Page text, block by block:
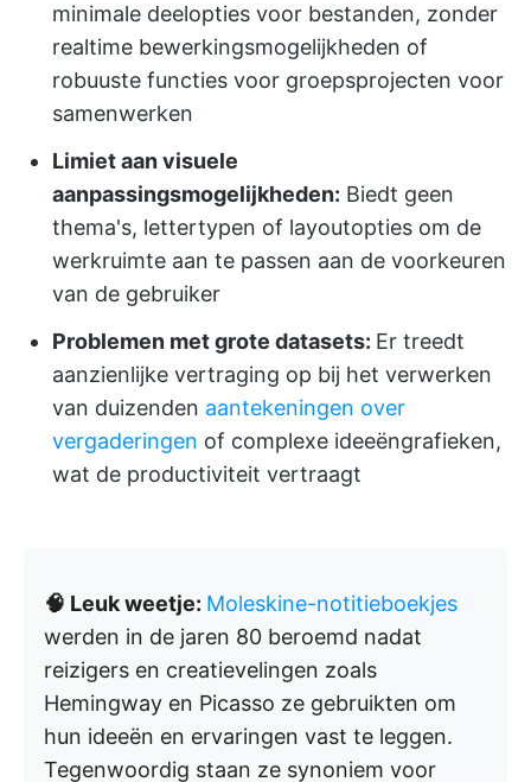
minimale deelopties voor bestanden, zonder
realtime bewerkingsmogelijkheden of
robuuste functies voor groepsprojecten voor
samenwerken
Limiet aan visuele
aanpassingsmogelijkheden: Biedt geen
thema's, lettertypen of layoutopties om de
werkruimte aan te passen aan de voorkeuren
van de gebruiker
Problemen met grote datasets: Er treedt
aanzienlijke vertraging op bij het verwerken
van duizenden aantekeningen over
vergaderingen of complexe ideeëngrafieken,
wat de productiviteit vertraagt
🧠 Leuk weetje: Moleskine-notitieboekjes
werden in de jaren 80 beroemd nadat
reizigers en creatievelingen zoals
Hemingway en Picasso ze gebruikten om
hun ideeën en ervaringen vast te leggen.
Tegenwoordig staan ze synoniem voor